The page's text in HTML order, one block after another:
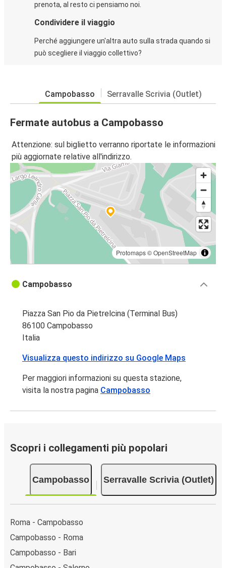
prenota, al resto ci pensiamo noi.
Condividere il viaggio
Perché aggiungere un'altra auto sulla strada quando si
può scegliere il viaggio collettivo?
Campobasso Serravalle Scrivia (Outlet)
Fermate autobus a Campobasso
Attenzione: sul biglietto verranno riportate le informazioni
più aggiornate relative all'indirizzo.
Protomaps©OpenStreetMap
Campobasso
Piazza San Pio da Pietrelcina (Terminal Bus)
86100 Campobasso
Italia
Visualizza questo indirizzo su Google Maps
Per maggiori informazioni su questa stazione,
visita la nostra pagina Campobasso
Scopri i collegamenti più popolari
Campobasso Serravalle Scrivia (Outlet)
Roma - Campobasso
Campobasso - Roma
Campobasso - Bari